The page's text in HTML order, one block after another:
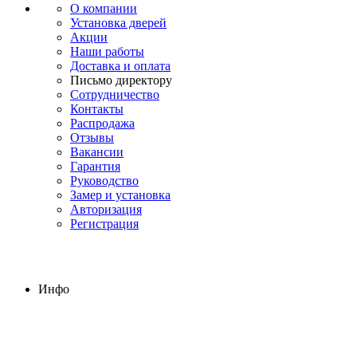
О компании
Установка дверей
Акции
Наши работы
Доставка и оплата
Письмо директору
Сотрудничество
Контакты
Распродажа
Отзывы
Вакансии
Гарантия
Руководство
Замер и установка
Авторизация
Регистрация
Инфо